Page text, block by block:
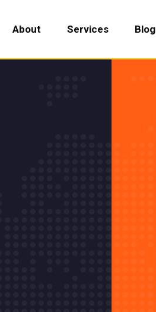
About Services Blog